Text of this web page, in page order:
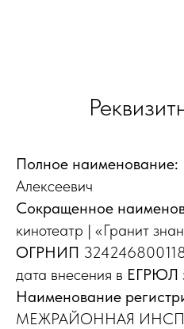
Полное наименование:
Алексеевич
Сокращенное
кинотеатр | «Гранит
ОГРНИП
дата внесения в ЕГРЮЛ
Наименование
МЕЖРАЙОННАЯ